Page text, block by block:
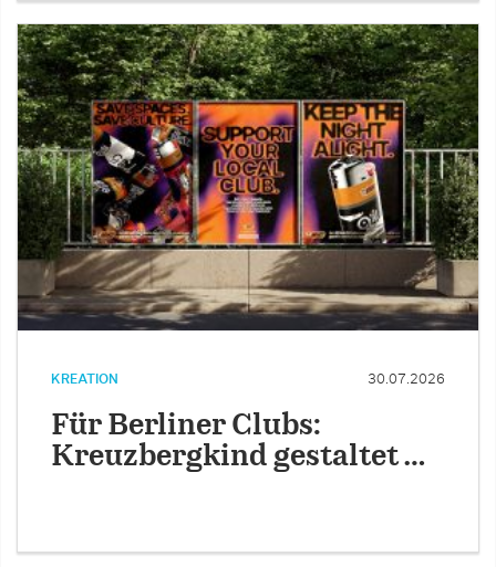
KREATION 30.07.2026
Für Berliner Clubs:
Kreuzbergkind gestaltet …